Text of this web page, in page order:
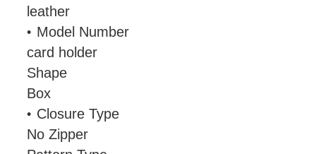
leather
Model Number
card holder
Shape
Box
Closure Type
No Zipper